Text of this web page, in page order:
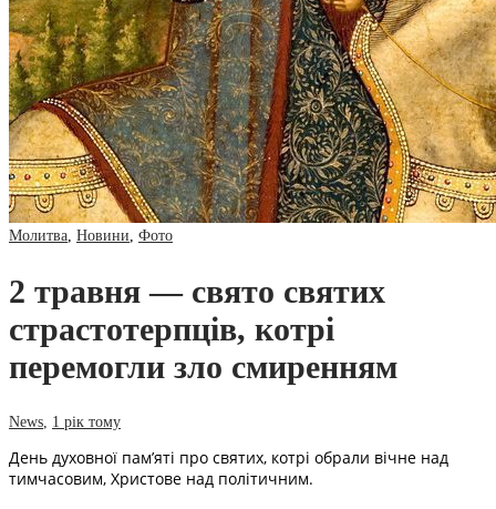
Молитва Новини Фото
2 травня — свято святих
страстотерпців, котрі
перемогли зло смиренням
News 1 рік тому
День духовної пам’яті про святих, котрі обрали вічне над
тимчасовим, Христове над політичним.